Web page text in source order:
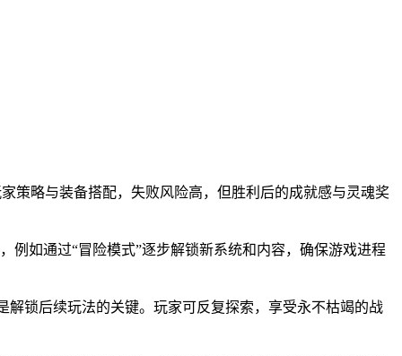
策略与装备搭配，失败风险高，但胜利后的成就感与灵魂奖
例如通过“冒险模式”逐步解锁新系统和内容，确保游戏进程
解锁后续玩法的关键。玩家可反复探索，享受永不枯竭的战